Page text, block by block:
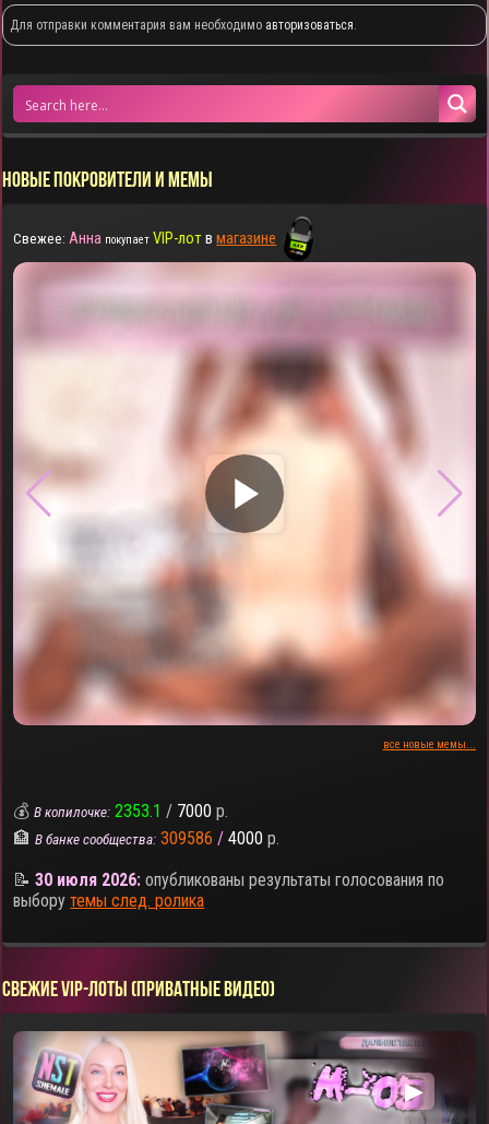
Для отправки комментария вам необходимо авторизоваться.
НОВЫЕ ПОКРОВИТЕЛИ И МЕМЫ
Свежее: Анна покупает VIP-лотвмагазине
▶
все новые мемы...
💰В копилочке: 2353.1 / 7000 р.
🏦В банке сообщества: 309586 / 4000 р.
📝30 июля 2026: опубликованы результаты голосования по
выборутемы след. ролика
СВЕЖИЕ VIP-ЛОТЫ (ПРИВАТНЫЕ ВИДЕО)
▶